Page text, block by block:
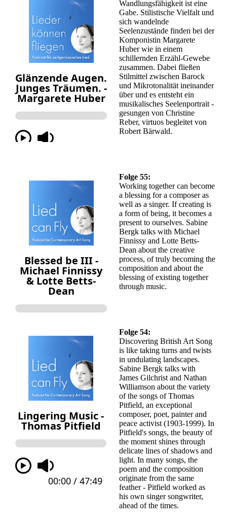
Wandlungsfähigkeit ist eine
Gabe. Stilistische Vielfalt und
sich wandelnde
Seelenzustände finden bei der
Komponistin Margarete
Huber wie in einem
schillernden Erzähl-Gewebe
zusammen. Dabei fließen
Stilmittel zwischen Barock
und Mikrotonalität ineinander
über und es entsteht ein
musikalisches Seelenportrait -
gesungen von Christine
Reber, virtuos begleitet von
Robert Bärwald.
Folge 55:
Working together can become
a blessing for a composer as
well as a singer. If creating is
a form of being, it becomes a
present to ourselves. Sabine
Bergk talks with Michael
Finnissy and Lotte Betts-
Dean about the creative
process, of truly becoming the
composition and about the
blessing of existing together
through music.
Folge 54:
Discovering British Art Song
is like taking turns and twists
in undulating landscapes.
Sabine Bergk talks with
James Gilchrist and Nathan
Williamson about the variety
of the songs of Thomas
Pitfield, an exceptional
composer, poet, painter and
peace activist (1903-1999). In
Pitfield's songs, the beauty of
the moment shines through
delicate lines of shadows and
light. In many songs, the
poem and the composition
originate from the same
feather - Pitfield worked as
his own singer songwriter,
ahead of the times.